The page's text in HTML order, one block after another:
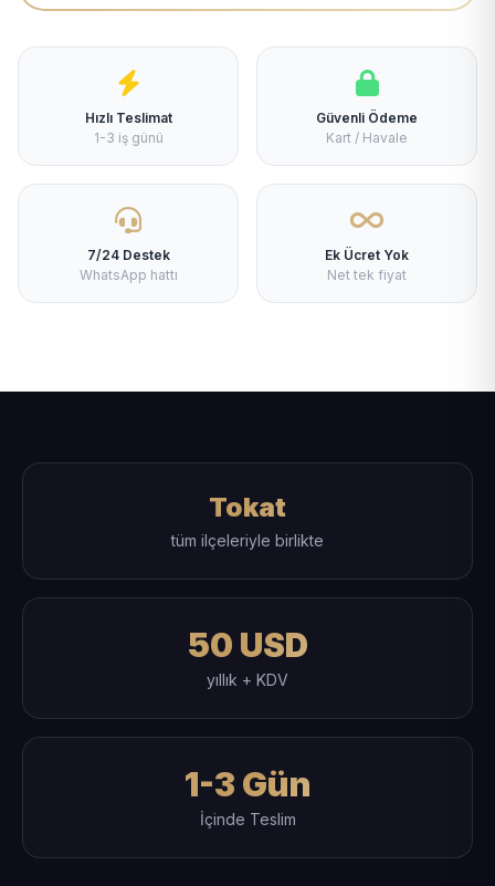
Hızlı Teslimat
1-3 iş günü
Güvenli Ödeme
Kart / Havale
7/24 Destek
WhatsApp hattı
Ek Ücret Yok
Net tek fiyat
Tokat
tüm ilçeleriyle birlikte
50 USD
yıllık + KDV
1-3 Gün
İçinde Teslim